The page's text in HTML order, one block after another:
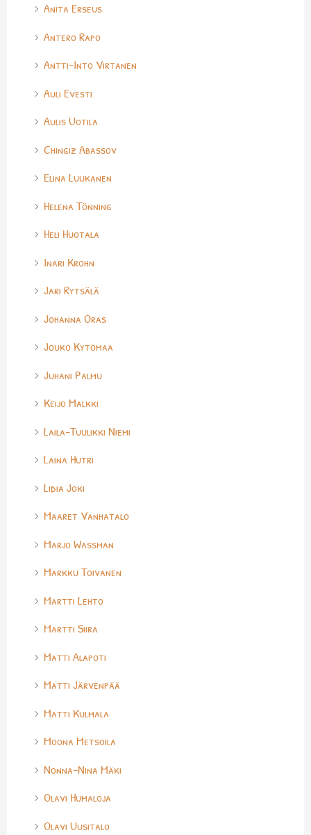
Anita Erseus
Antero Rapo
Antti-Into Virtanen
Auli Evesti
Aulis Uotila
Chingiz Abassov
Elina Luukanen
Helena Tönning
Heli Huotala
Inari Krohn
Jari Rytsälä
Johanna Oras
Jouko Kytömaa
Juhani Palmu
Keijo Malkki
Laila-Tuulikki Niemi
Laina Hutri
Lidia Joki
Maaret Vanhatalo
Marjo Wassman
Markku Toivanen
Martti Lehto
Martti Siira
Matti Alapoti
Matti Järvenpää
Matti Kulmala
Moona Metsoila
Nonna-Nina Mäki
Olavi Humaloja
Olavi Uusitalo